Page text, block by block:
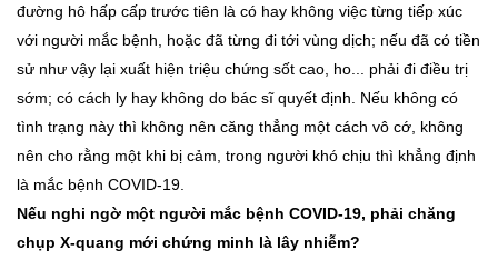
đường hô hấp cấp trước tiên là có hay không việc từng tiếp xúc
với người mắc bệnh, hoặc đã từng đi tới vùng dịch; nếu đã có tiền
sử như vậy lại xuất hiện triệu chứng sốt cao, ho... phải đi điều trị
sớm; có cách ly hay không do bác sĩ quyết định. Nếu không có
tình trạng này thì không nên căng thẳng một cách vô cớ, không
nên cho rằng một khi bị cảm, trong người khó chịu thì khẳng định
là mắc bệnh COVID-19.
Nếu nghi ngờ một người mắc bệnh COVID-19, phải chăng
chụp X-quang mới chứng minh là lây nhiễm?